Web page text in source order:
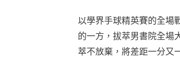
以學界手球精英賽的全場
的一方，拔萃男書院全場
萃不放棄，將差距一分又